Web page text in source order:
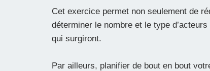
Cet exercice permet non seulement de
déterminer le nombre et le type
qui surgiront.
Par ailleurs, planifier de bout en bout